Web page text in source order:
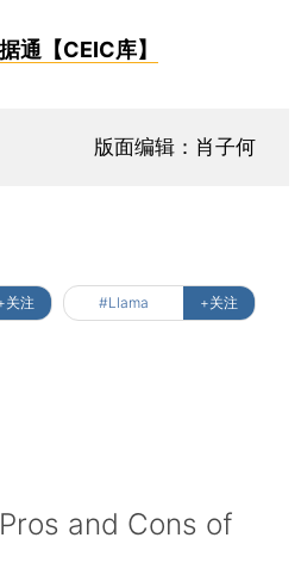
通【CEIC库】
版面编辑：肖子何
关注 #Llama +关注
and Cons of